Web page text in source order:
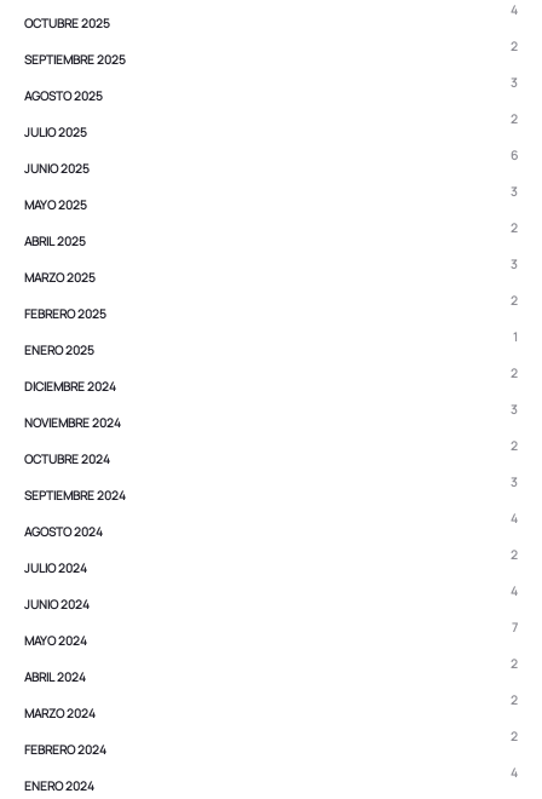
OCTUBRE 2025
4
SEPTIEMBRE 2025
2
AGOSTO 2025
3
JULIO 2025
2
JUNIO 2025
6
MAYO 2025
3
ABRIL 2025
2
MARZO 2025
3
FEBRERO 2025
2
ENERO 2025
1
DICIEMBRE 2024
2
NOVIEMBRE 2024
3
OCTUBRE 2024
2
SEPTIEMBRE 2024
3
AGOSTO 2024
4
JULIO 2024
2
JUNIO 2024
4
MAYO 2024
7
ABRIL 2024
2
MARZO 2024
2
FEBRERO 2024
2
ENERO 2024
4